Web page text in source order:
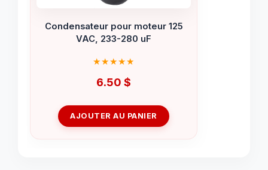
Condensateur pour moteur 125
VAC, 233-280 uF
6.50 $
AJOUTER AU PANIER